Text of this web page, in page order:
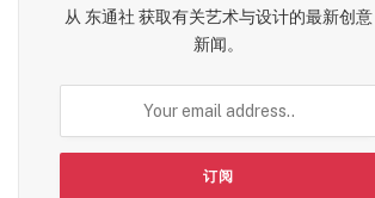
从 东通社 获取有关艺术与设计的最新创意
新闻。